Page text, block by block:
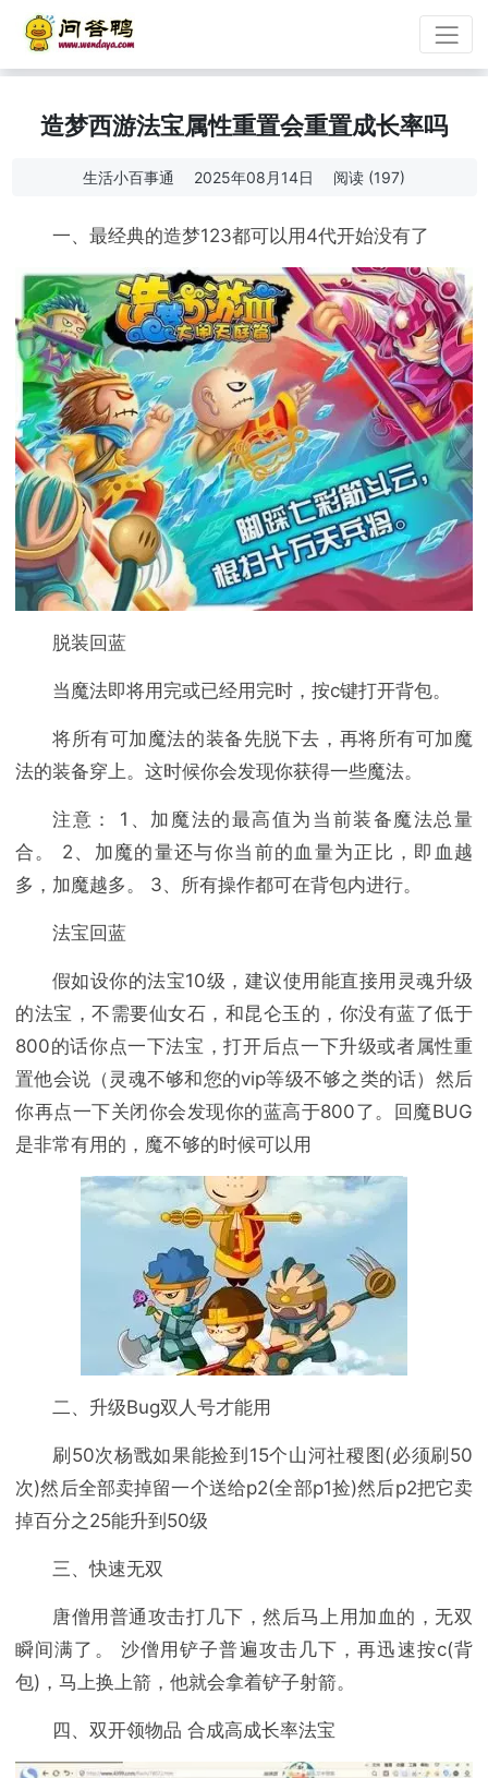
造梦西游法宝属性重置会重置成长率吗
生活小百事通 2025年08月14日 阅读 (197)
一、最经典的造梦123都可以用4代开始没有了
脱装回蓝
当魔法即将用完或已经用完时，按c键打开背包。
将所有可加魔法的装备先脱下去，再将所有可加魔
法的装备穿上。这时候你会发现你获得一些魔法。
注意： 1、加魔法的最高值为当前装备魔法总量
合。 2、加魔的量还与你当前的血量为正比，即血越
多，加魔越多。 3、所有操作都可在背包内进行。
法宝回蓝
假如设你的法宝10级，建议使用能直接用灵魂升级
的法宝，不需要仙女石，和昆仑玉的，你没有蓝了低于
800的话你点一下法宝，打开后点一下升级或者属性重
置他会说（灵魂不够和您的vip等级不够之类的话）然后
你再点一下关闭你会发现你的蓝高于800了。回魔BUG
是非常有用的，魔不够的时候可以用
二、升级Bug双人号才能用
刷50次杨戬如果能捡到15个山河社稷图(必须刷50
次)然后全部卖掉留一个送给p2(全部p1捡)然后p2把它卖
掉百分之25能升到50级
三、快速无双
唐僧用普通攻击打几下，然后马上用加血的，无双
瞬间满了。 沙僧用铲子普遍攻击几下，再迅速按c(背
包)，马上换上箭，他就会拿着铲子射箭。
四、双开领物品 合成高成长率法宝